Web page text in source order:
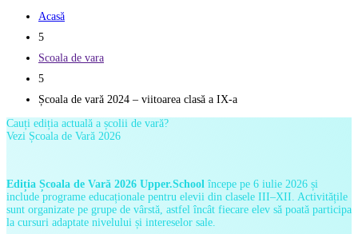
Acasă
5
Scoala de vara
5
Școala de vară 2024 – viitoarea clasă a IX-a
Cauți ediția actuală a școlii de vară?
Vezi Școala de Vară 2026
Ediția Școala de Vară 2026 Upper.School începe pe 6 iulie 2026 și
include programe educaționale pentru elevii din clasele III–XII. Activitățile
sunt organizate pe grupe de vârstă, astfel încât fiecare elev să poată participa
la cursuri adaptate nivelului și intereselor sale.